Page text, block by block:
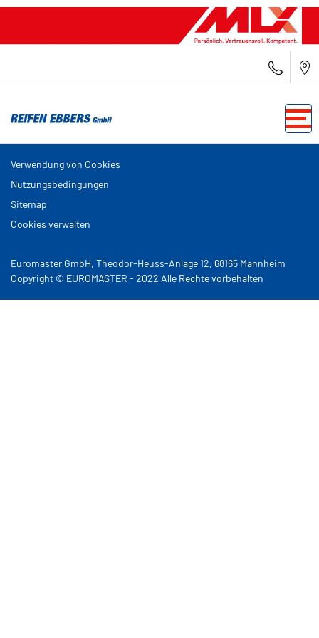
Verwendung von Cookies
Nutzungsbedingungen
Sitemap
Cookies verwalten
Euromaster GmbH, Theodor-Heuss-Anlage 12, 68165 Mannheim
Copyright © EUROMASTER - 2022 Alle Rechte vorbehalten